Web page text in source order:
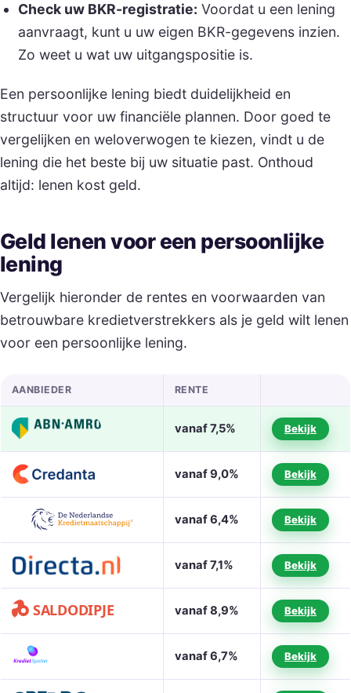
Check uw BKR-registratie: Voordat u een lening
aanvraagt, kunt u uw eigen BKR-gegevens inzien.
Zo weet u wat uw uitgangspositie is.
Een persoonlijke lening biedt duidelijkheid en
structuur voor uw financiële plannen. Door goed te
vergelijken en weloverwogen te kiezen, vindt u de
lening die het beste bij uw situatie past. Onthoud
altijd: lenen kost geld.
Geld lenen voor een persoonlijke
lening
Vergelijk hieronder de rentes en voorwaarden van
betrouwbare kredietverstrekkers als je geld wilt lenen
voor een persoonlijke lening.
AANBIEDER RENTE
vanaf 7,5% Bekijk
vanaf 9,0% Bekijk
vanaf 6,4% Bekijk
vanaf 7,1% Bekijk
vanaf 8,9% Bekijk
vanaf 6,7% Bekijk